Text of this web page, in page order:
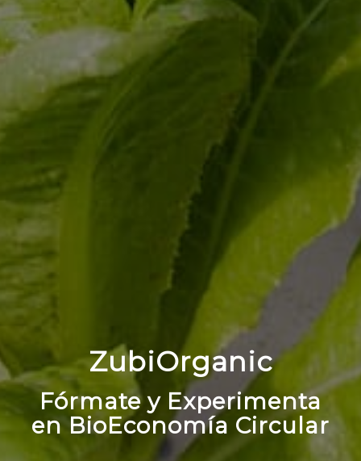
ZubiOrganic
Fórmate y Experimenta
en BioEconomía Circular